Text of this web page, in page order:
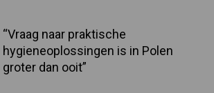
“Vraag naar praktische
hygieneoplossingen is in Polen
groter dan ooit”